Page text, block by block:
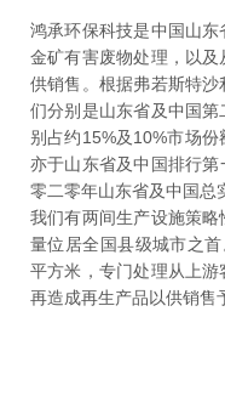
鸿承环保科技是中国山
金矿有害废物处理，以
供销售。根据弗若斯特
们分别是山东省及中国
别占约15%及10%市场
亦于山东省及中国排行
零二零年山东省及中国总
我们有两间生产设施策
量位居全国县级城市之
平方米，专门处理从上
再造成再生产品以供销售